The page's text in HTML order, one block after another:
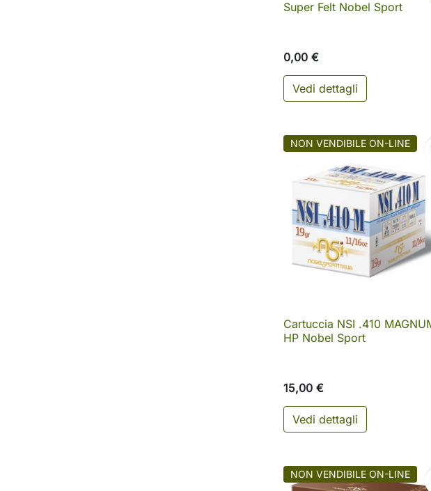
Super Felt Nobel Sport
0,00 €
Vedi dettagli
NON VENDIBILE ON-LINE
 Anteprima
Cartuccia NSI .410
HP Nobel Sport
15,00 €
Vedi dettagli
NON VENDIBILE ON-LINE